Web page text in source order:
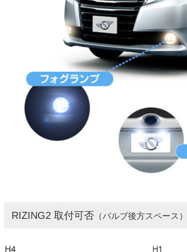
RIZING2 取付可否 （バルブ後方スペース）